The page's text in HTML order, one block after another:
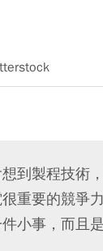
到製程技術
重要的競爭
小事，而且